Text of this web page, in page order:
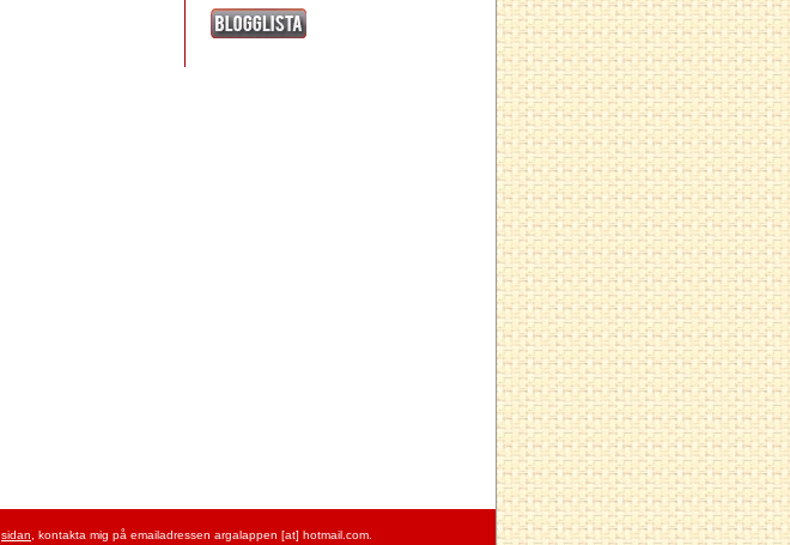
sidan, kontakta mig på emailadressen argalappen [at] hotmail.com.